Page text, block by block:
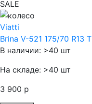
SALE
Viatti
Brina V-521 175/70 R13 T
В наличии: >40 шт
На складе: >40 шт
3 900 р